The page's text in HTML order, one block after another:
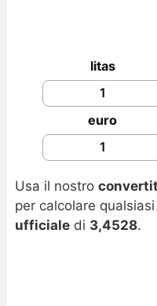
litas
euro
Usa il nostro
per calcolare
ufficialedi 3,4528.